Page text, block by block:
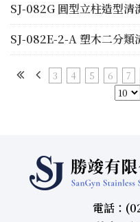
SJ-082G 圓型立柱造型清
SJ-082E-2-A 塑木二分類
3 4 5 6 7
電話：